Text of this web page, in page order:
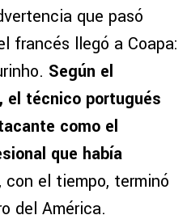
que pasó
francés llegó a Coapa:
Según el
técnico portugués
como el
que había
con el tiempo, terminó
del América.